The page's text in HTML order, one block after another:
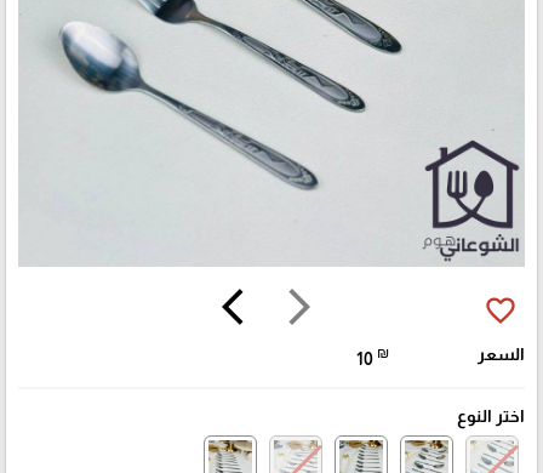
arrow_forward_ios
arrow_back_ios favorite_border
السعر 10 ₪
اختر النوع